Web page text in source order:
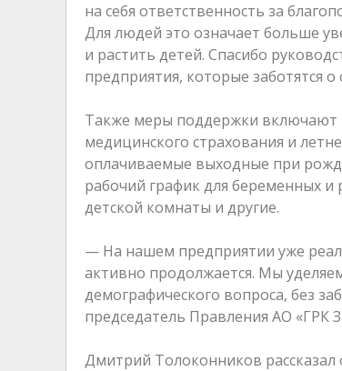
на себя ответственность за
Для людей это означает больше
и растить детей. Спасибо
предприятия, которые заботятся
Также меры поддержки включают
медицинского страхования и
оплачиваемые выходные при
рабочий график для беременных
детской комнаты и другие.
— На нашем предприятии уже
активно продолжается. Мы
демографического вопроса, без
председатель Правления АО «ГРК
Дмитрий Толоконников рассказал